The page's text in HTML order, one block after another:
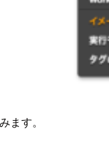
ます。